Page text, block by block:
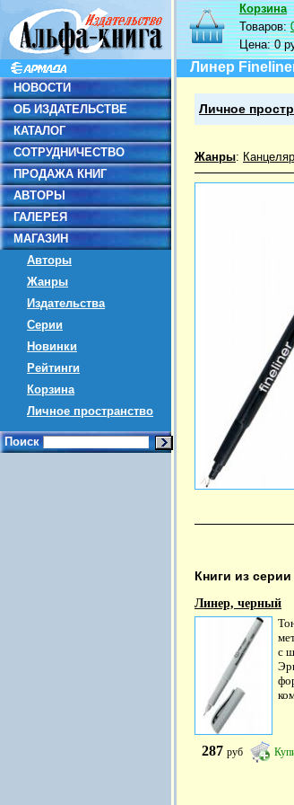
НОВОСТИ
ОБ ИЗДАТЕЛЬСТВЕ
КАТАЛОГ
СОТРУДНИЧЕСТВО
ПРОДАЖА КНИГ
АВТОРЫ
ГАЛЕРЕЯ
МАГАЗИН
Авторы
Жанры
Издательства
Серии
Новинки
Рейтинги
Корзина
Личное пространство
Поиск
Корзина
Товаров:
Цена:0
Линер
Личное
Жанры:
Книги из
Линер, черный
с
287 руб